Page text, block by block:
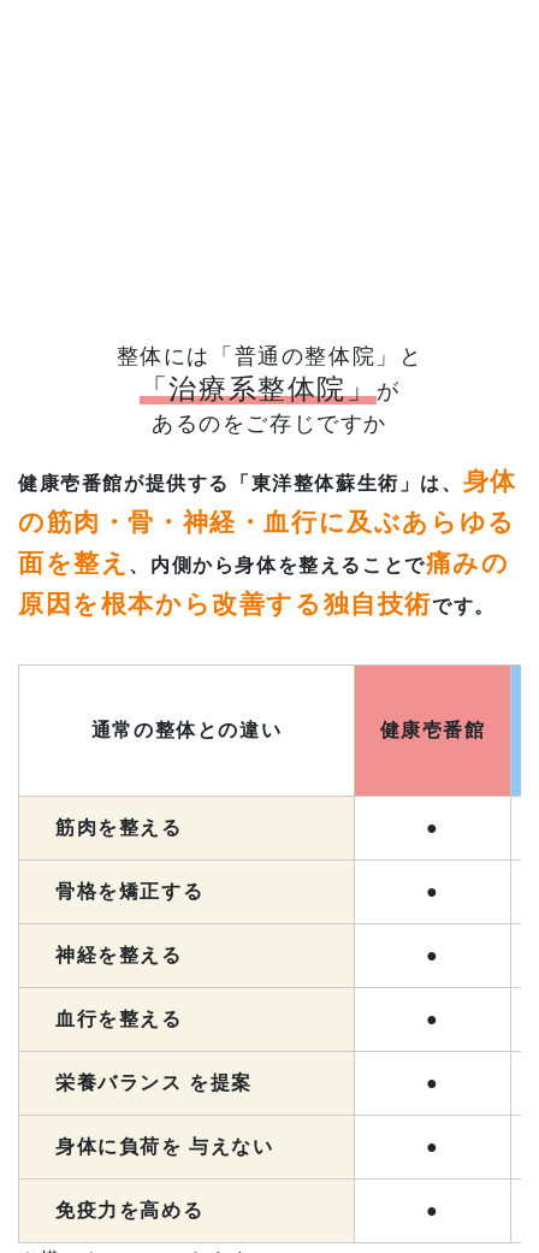
整体には「普通の整体院」と
「治療系整体院」が
あるのをご存じですか
健康壱番館が提供する「東洋整体蘇生術」は、 身体
の筋肉・骨・神経・血行に及ぶあらゆる
面を整え 、内側から身体を整えることで痛みの
原因を根本から改善する独自技術です。
通常の整体との違い 健康壱番館
筋肉を整える ●
骨格を矯正する ●
神経を整える ●
血行を整える ●
栄養バランス を提案 ●
身体に負荷を 与えない ●
免疫力を高める ●